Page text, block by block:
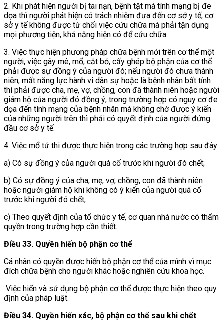
2. Khi phát hiện người bị tai nạn, bệnh tật mà tính mạng bị đe
dọa thì người phát hiện có trách nhiệm đưa đến cơ sở y tế; cơ
sở y tế không được từ chối việc cứu chữa mà phải tận dụng
mọi phương tiện, khả năng hiện có để cứu chữa.
3. Việc thực hiện phương pháp chữa bệnh mới trên cơ thể một
người, việc gây mê, mổ, cắt bỏ, cấy ghép bộ phận của cơ thể
phải được sự đồng ý của người đó; nếu người đó chưa thành
niên, mất năng lực hành vi dân sự hoặc là bệnh nhân bất tỉnh
thì phải được cha, mẹ, vợ, chồng, con đã thành niên hoặc người
giám hộ của người đó đồng ‎ý; trong trường hợp có nguy cơ đe
dọa đến tính mạng của bệnh nhân mà không chờ được ý kiến
của những người trên thì phải có quyết định của người đứng
đầu cơ sở y tế.
4. Việc mổ tử thi được thực hiện trong các trường hợp sau đây:
a) Có sự đồng ý của người quá cố trước khi người đó chết;
b) Có sự đồng ý của cha, mẹ, vợ, chồng, con đã thành niên
hoặc người giám hộ khi không có ý kiến của người quá cố
trước khi người đó chết;
c) Theo quyết định của tổ chức y tế, cơ quan nhà nước có thẩm
quyền trong trường hợp cần thiết.
Điều 33. Quyền hiến bộ phận cơ thể
Cá nhân có quyền được hiến bộ phận cơ thể của mình vì mục
đích chữa bệnh cho người khác hoặc nghiên cứu khoa học.
Việc hiến và sử dụng bộ phận cơ thể được thực hiện theo quy
định của pháp luật.
Điều 34. Quyền hiến xác, bộ phận cơ thể sau khi chết